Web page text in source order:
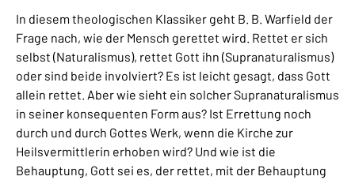
In diesem theologischen Klassiker geht B. B. Warfield der
Frage nach, wie der Mensch gerettet wird. Rettet er sich
selbst (Naturalismus), rettet Gott ihn (Supranaturalismus)
oder sind beide involviert? Es ist leicht gesagt, dass Gott
allein rettet. Aber wie sieht ein solcher Supranaturalismus
in seiner konsequenten Form aus? Ist Errettung noch
durch und durch Gottes Werk, wenn die Kirche zur
Heilsvermittlerin erhoben wird? Und wie ist die
Behauptung, Gott sei es, der rettet, mit der Behauptung